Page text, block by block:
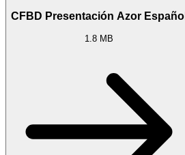
CFBD Presentación Azor Español
1.8 MB